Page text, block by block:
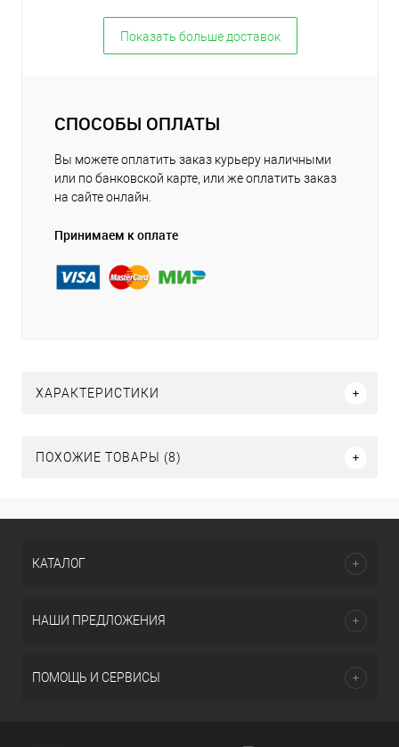
Показать больше доставок
СПОСОБЫ ОПЛАТЫ
Вы можете оплатить заказ курьеру наличными
или по банковской карте, или же оплатить заказ
на сайте онлайн.
Принимаем к оплате
ХАРАКТЕРИСТИКИ
ПОХОЖИЕ ТОВАРЫ (8)
КАТАЛОГ
НАШИ ПРЕДЛОЖЕНИЯ
ПОМОЩЬ И СЕРВИСЫ